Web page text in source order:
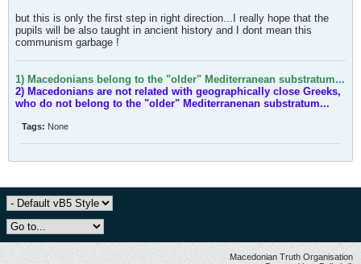
but this is only the first step in right direction...I really hope that the
pupils will be also taught in ancient history and I dont mean this
communism garbage !
1) Macedonians belong to the "older" Mediterranean substratum...
2) Macedonians are not related with geographically close Greeks,
who do not belong to the "older" Mediterranenan substratum...
Tags: None
Macedonian Truth Organisation